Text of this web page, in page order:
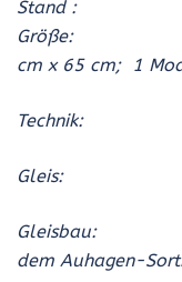
Stand : 03.
Größe: 90
cm x 65 cm; 1
Technik:
Gleis: Tillig
Gleisbau:
dem Auhagen-